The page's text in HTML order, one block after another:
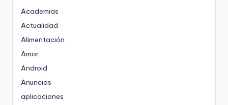
Academias
Actualidad
Alimentación
Amor
Android
Anuncios
aplicaciones